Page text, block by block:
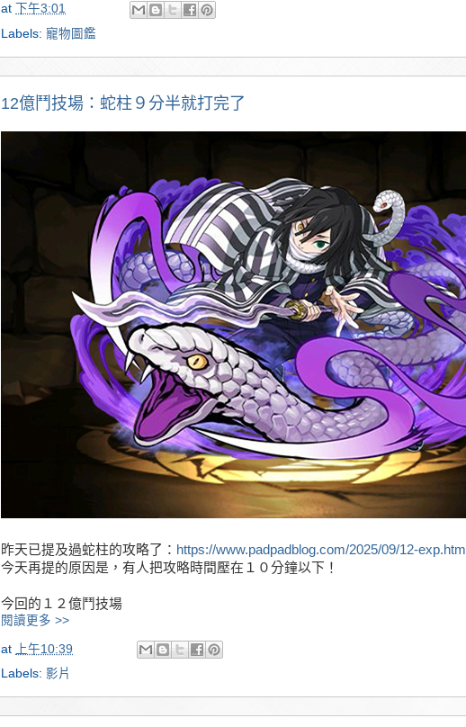
at
下午3:01
Labels: 寵物圖鑑
12億鬥技場：蛇柱９分半就打完了
昨天已提及過蛇柱的攻略了： https://www.padpadblog.com/2025/09/12-exp.html
今天再提的原因是，有人把攻略時間壓在１０分鐘以下！
今回的１２億鬥技場
閱讀更多 >>
at
上午10:39
Labels: 影片